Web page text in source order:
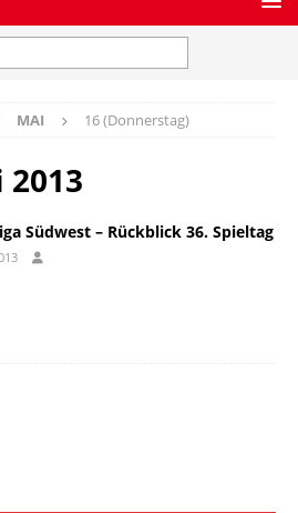
MAI 16 (Donnerstag)
2013
Südwest – Rückblick 36. Spieltag